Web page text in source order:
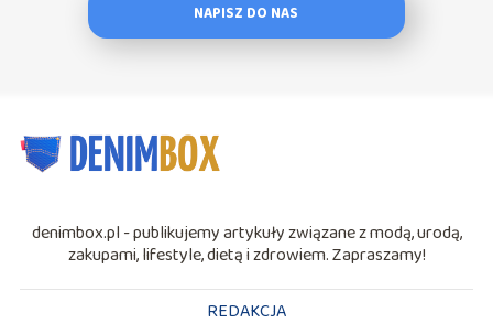
NAPISZ DO NAS
denimbox.pl - publikujemy artykuły związane z modą, urodą,
zakupami, lifestyle, dietą i zdrowiem. Zapraszamy!
REDAKCJA